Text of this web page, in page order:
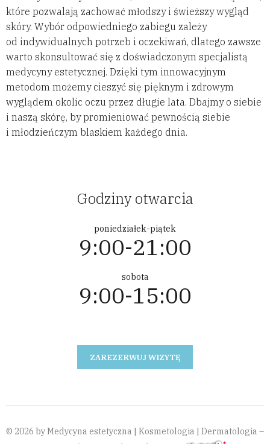
które pozwalają zachować młodszy i świeższy wygląd
skóry. Wybór odpowiedniego zabiegu zależy
od indywidualnych potrzeb i oczekiwań, dlatego zawsze
warto skonsultować się z doświadczonym specjalistą
medycyny estetycznej. Dzięki tym innowacyjnym
metodom możemy cieszyć się pięknym i zdrowym
wyglądem okolic oczu przez długie lata. Dbajmy o siebie
i naszą skórę, by promieniować pewnością siebie
i młodzieńczym blaskiem każdego dnia.
Godziny otwarcia
poniedziałek-piątek
9:00-21:00
sobota
9:00-15:00
ZAREZERWUJ WIZYTĘ
© 2026 by Medycyna estetyczna | Kosmetologia | Dermatologia –